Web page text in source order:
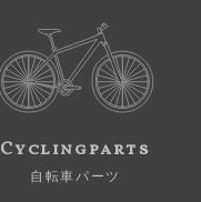
Cyclingparts
自転車パーツ